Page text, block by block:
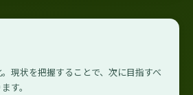
現状を把握することで、次に目指すべ
す。